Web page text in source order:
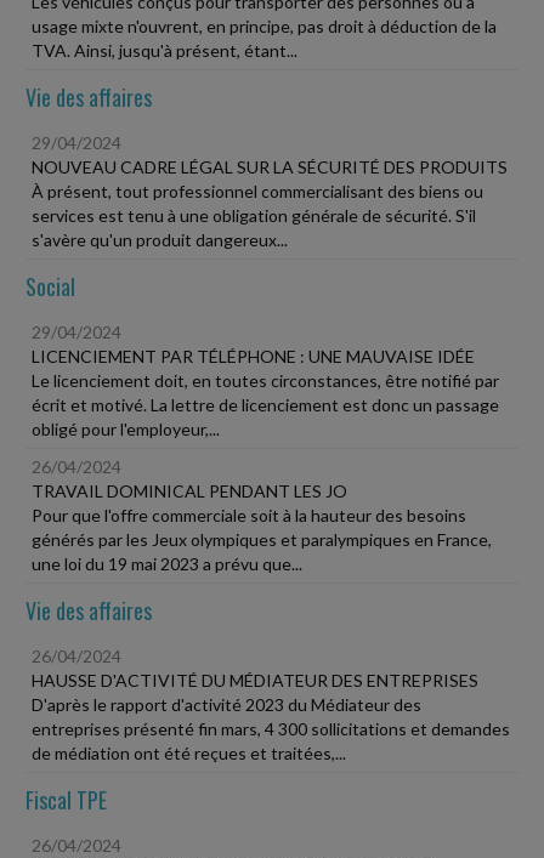
usage mixte n'ouvrent, en principe, pas droit à déduction de la
TVA. Ainsi, jusqu'à présent, étant...
Vie des affaires
29/04/2024
NOUVEAU CADRE LÉGAL SUR LA SÉCURITÉ DES PRODUITS
À présent, tout professionnel commercialisant des biens ou
services est tenu à une obligation générale de sécurité. S'il
s'avère qu'un produit dangereux...
Social
29/04/2024
LICENCIEMENT PAR TÉLÉPHONE : UNE MAUVAISE IDÉE
Le licenciement doit, en toutes circonstances, être notifié par
écrit et motivé. La lettre de licenciement est donc un passage
obligé pour l'employeur,...
26/04/2024
TRAVAIL DOMINICAL PENDANT LES JO
Pour que l'offre commerciale soit à la hauteur des besoins
générés par les Jeux olympiques et paralympiques en France,
une loi du 19 mai 2023 a prévu que...
Vie des affaires
26/04/2024
HAUSSE D'ACTIVITÉ DU MÉDIATEUR DES ENTREPRISES
D'après le rapport d'activité 2023 du Médiateur des
entreprises présenté fin mars, 4 300 sollicitations et demandes
de médiation ont été reçues et traitées,...
Fiscal TPE
26/04/2024